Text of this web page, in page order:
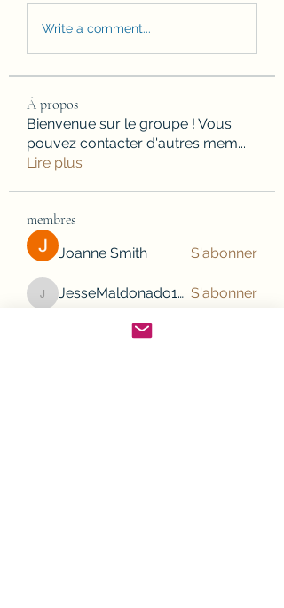
Write a comment...
À propos
Bienvenue sur le groupe ! Vous
pouvez contacter d'autres mem...
Lire plus
membres
Joanne Smith S'abonner
JesseMaldonado1969116 JesseMaldonado1969116 S'abonner
Gamov Odas